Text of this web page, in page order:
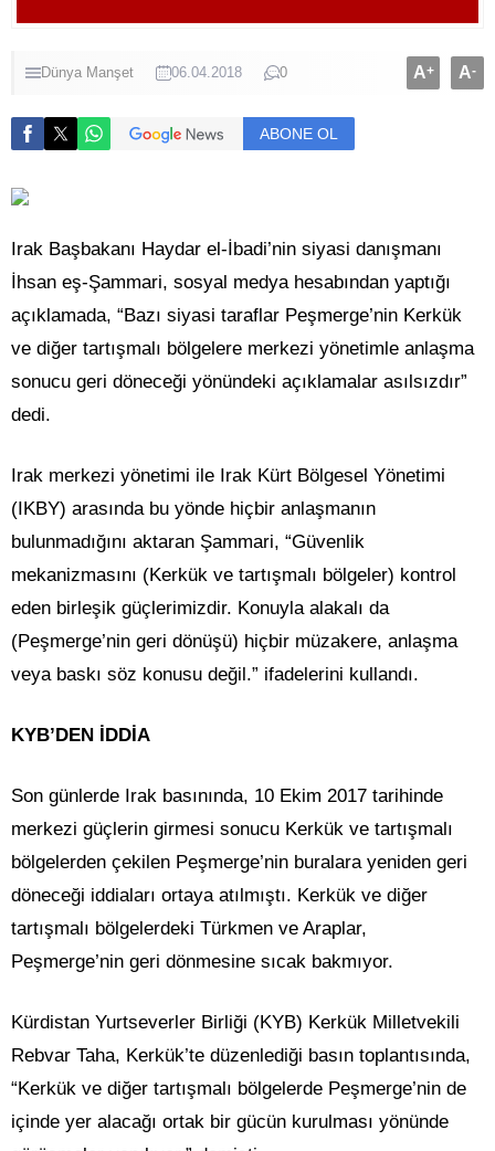
Dünya Manşet 06.04.2018 0 A+ A-
ABONE OL
Irak Başbakanı Haydar el-İbadi’nin siyasi danışmanı
İhsan eş-Şammari, sosyal medya hesabından yaptığı
açıklamada, “Bazı siyasi taraflar Peşmerge’nin Kerkük
ve diğer tartışmalı bölgelere merkezi yönetimle anlaşma
sonucu geri döneceği yönündeki açıklamalar asılsızdır”
dedi.
Irak merkezi yönetimi ile Irak Kürt Bölgesel Yönetimi
(IKBY) arasında bu yönde hiçbir anlaşmanın
bulunmadığını aktaran Şammari, “Güvenlik
mekanizmasını (Kerkük ve tartışmalı bölgeler) kontrol
eden birleşik güçlerimizdir. Konuyla alakalı da
(Peşmerge’nin geri dönüşü) hiçbir müzakere, anlaşma
veya baskı söz konusu değil.” ifadelerini kullandı.
KYB’DEN İDDİA
Son günlerde Irak basınında, 10 Ekim 2017 tarihinde
merkezi güçlerin girmesi sonucu Kerkük ve tartışmalı
bölgelerden çekilen Peşmerge’nin buralara yeniden geri
döneceği iddiaları ortaya atılmıştı. Kerkük ve diğer
tartışmalı bölgelerdeki Türkmen ve Araplar,
Peşmerge’nin geri dönmesine sıcak bakmıyor.
Kürdistan Yurtseverler Birliği (KYB) Kerkük Milletvekili
Rebvar Taha, Kerkük’te düzenlediği basın toplantısında,
“Kerkük ve diğer tartışmalı bölgelerde Peşmerge’nin de
içinde yer alacağı ortak bir gücün kurulması yönünde